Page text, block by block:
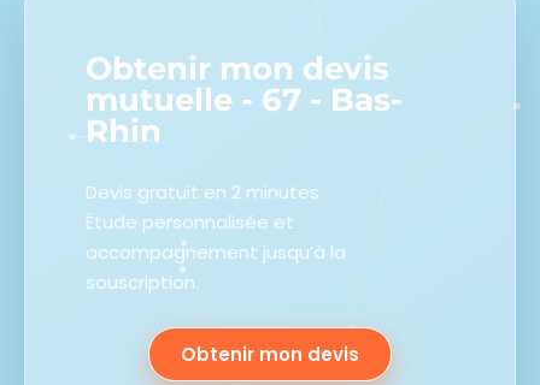
Obtenir mon devis
mutuelle - 67 - Bas-
Rhin
Devis gratuit en 2 minutes.
Étude personnalisée et
accompagnement jusqu’à la
souscription.
Obtenir mon devis